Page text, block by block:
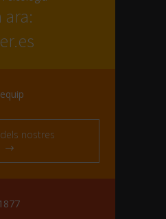
ara:
nostres